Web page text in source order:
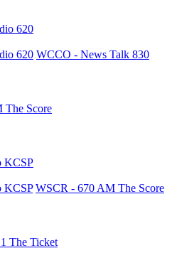
620
620 WCCO - News Talk 830
The Score
KCSP
KCSP WSCR - 670 AM The Score
The Ticket